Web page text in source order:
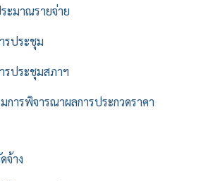
มาณรายจ่าย
รประชุม
รประชุมสภาฯ
การพิจารณาผลการประกวดราคา
จ้าง